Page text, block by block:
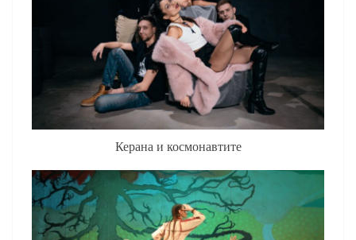
Керана и космонавтите